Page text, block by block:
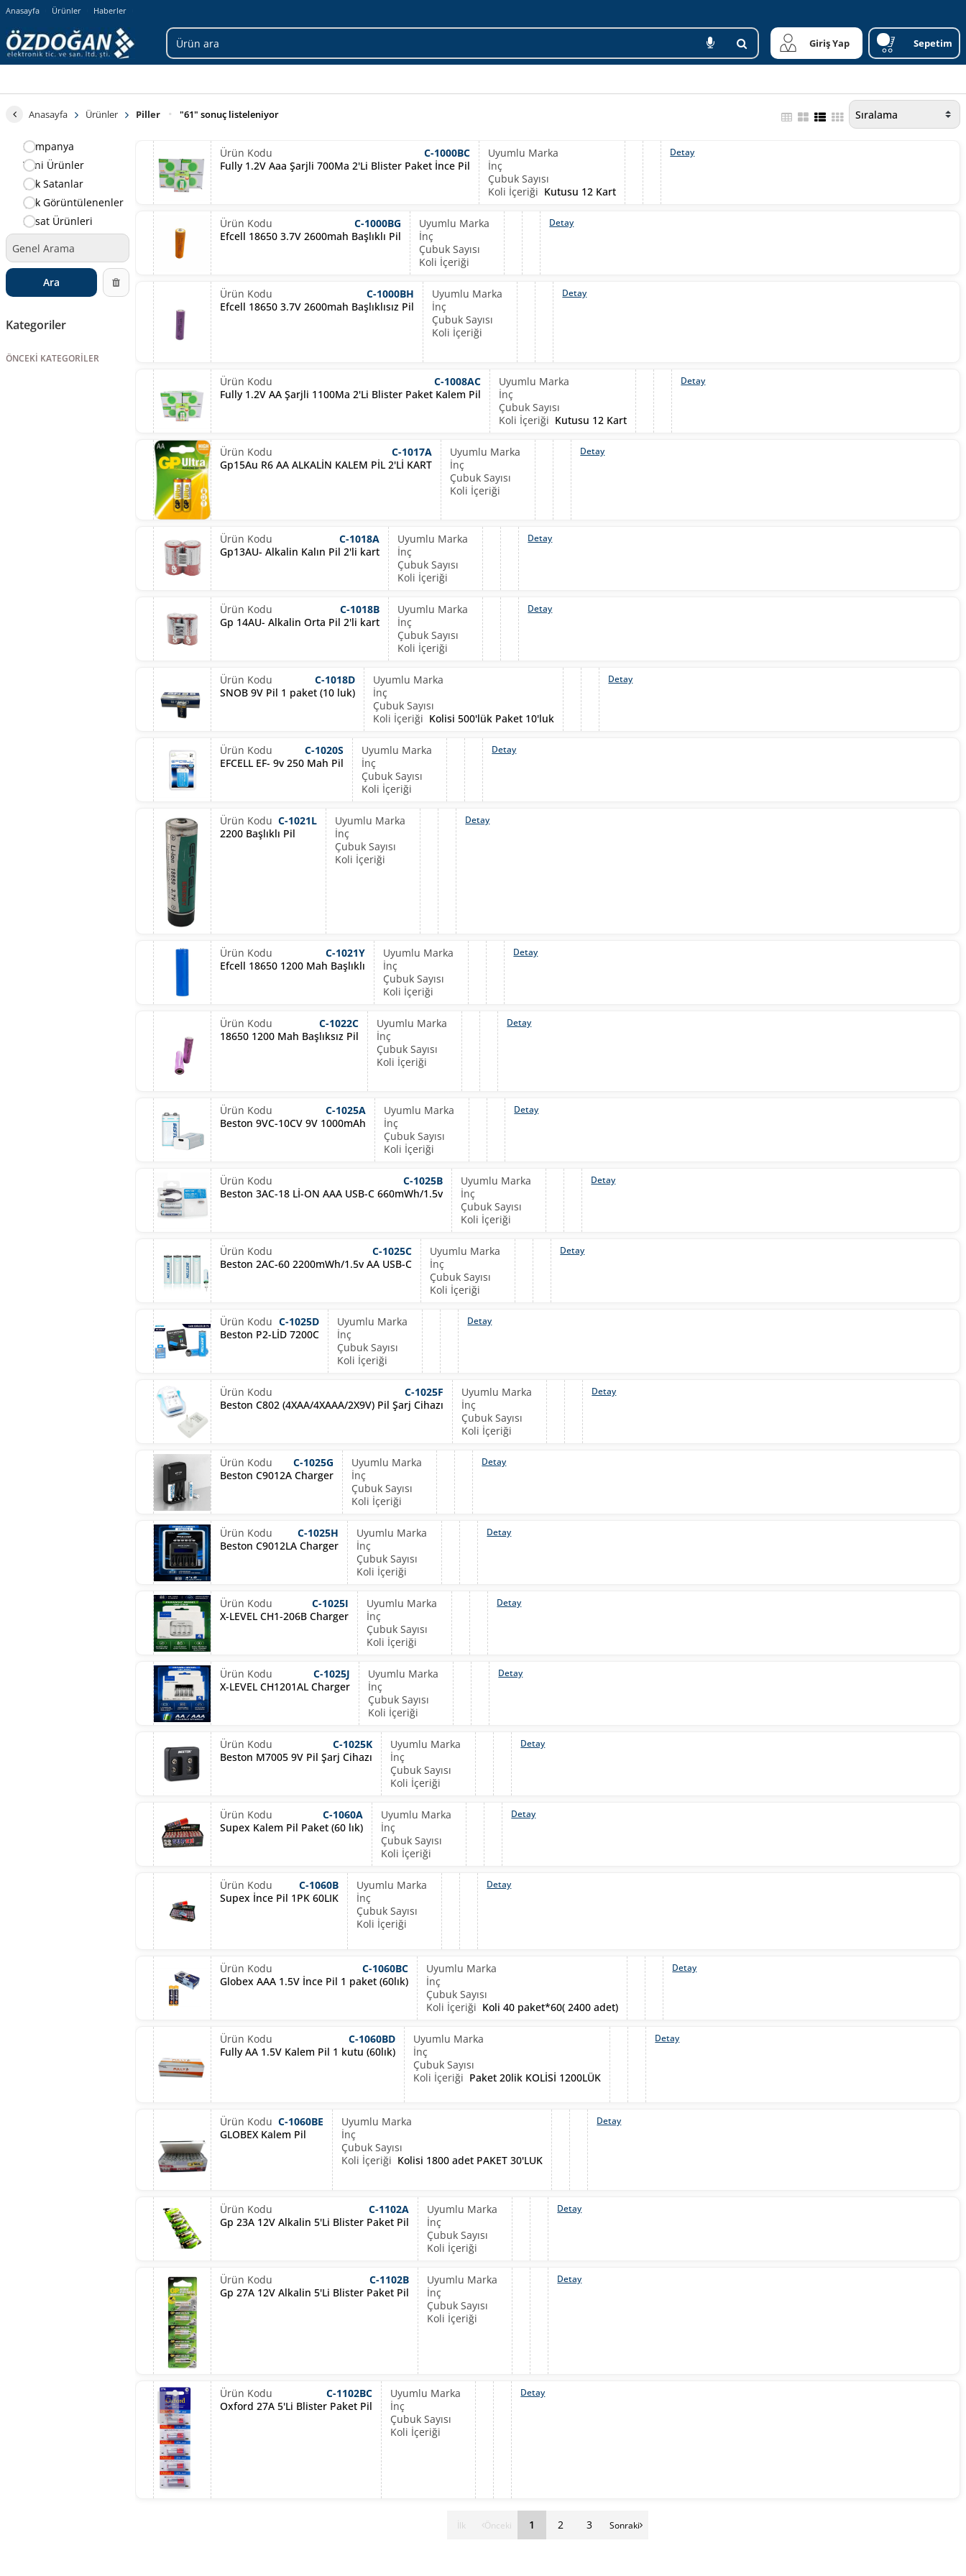
Anasayfa Ürünler Haberler
Giriş Yap Sepetim
Anasayfa Ürünler Piller "61" sonuç listeleniyor
Kampanya
Yeni Ürünler
Çok Satanlar
Çok Görüntülenenler
Fırsat Ürünleri
Ara
Kategoriler
ÖNCEKI KATEGORILER
C-1000BC
Fully 1.2V Aaa Şarjli 700Ma 2'Li Blister Paket İnce Pil
Kutusu 12 Kart
Detay
C-1000BG
Efcell 18650 3.7V 2600mah Başlıklı Pil
Detay
C-1000BH
Efcell 18650 3.7V 2600mah Başlıklısız Pil
Detay
C-1008AC
Fully 1.2V AA Şarjli 1100Ma 2'Li Blister Paket Kalem Pil
Kutusu 12 Kart
Detay
C-1017A
Gp15Au R6 AA ALKALİN KALEM PİL 2'Lİ KART
Detay
C-1018A
Gp13AU- Alkalin Kalın Pil 2'li kart
Detay
C-1018B
Gp 14AU- Alkalin Orta Pil 2'li kart
Detay
C-1018D
SNOB 9V Pil 1 paket (10 luk)
Kolisi 500'lük Paket 10'luk
Detay
C-1020S
EFCELL EF- 9v 250 Mah Pil
Detay
C-1021L
2200 Başlıklı Pil
Detay
C-1021Y
Efcell 18650 1200 Mah Başlıklı
Detay
C-1022C
18650 1200 Mah Başlıksız Pil
Detay
C-1025A
Beston 9VC-10CV 9V 1000mAh
Detay
C-1025B
Beston 3AC-18 Lİ-ON AAA USB-C 660mWh/1.5v
Detay
C-1025C
Beston 2AC-60 2200mWh/1.5v AA USB-C
Detay
C-1025D
Beston P2-LİD 7200C
Detay
C-1025F
Beston C802 (4XAA/4XAAA/2X9V) Pil Şarj Cihazı
Detay
C-1025G
Beston C9012A Charger
Detay
C-1025H
Beston C9012LA Charger
Detay
C-1025I
X-LEVEL CH1-206B Charger
Detay
C-1025J
X-LEVEL CH1201AL Charger
Detay
C-1025K
Beston M7005 9V Pil Şarj Cihazı
Detay
C-1060A
Supex Kalem Pil Paket (60 lık)
Detay
C-1060B
Supex İnce Pil 1PK 60LIK
Detay
C-1060BC
Globex AAA 1.5V İnce Pil 1 paket (60lık)
Koli 40 paket*60( 2400 adet)
Detay
C-1060BD
Fully AA 1.5V Kalem Pil 1 kutu (60lık)
Paket 20lik KOLİSİ 1200LÜK
Detay
C-1060BE
GLOBEX Kalem Pil
Kolisi 1800 adet PAKET 30'LUK
Detay
C-1102A
Gp 23A 12V Alkalin 5'Li Blister Paket Pil
Detay
C-1102B
Gp 27A 12V Alkalin 5'Li Blister Paket Pil
Detay
C-1102BC
Oxford 27A 5'Li Blister Paket Pil
Detay
İlk Önceki 1 2 3 Sonraki